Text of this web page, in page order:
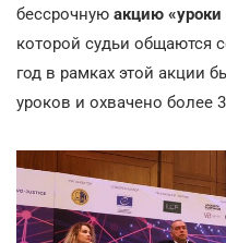
бессрочную акцию «уроки
которой судьи общаются
год в рамках этой акции
уроков и охвачено более